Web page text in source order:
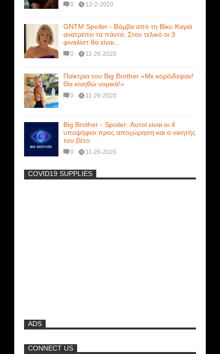
0 12-2-2020
GNTM Spoiler - Βόμβα από τη Βίκυ Καγιά
ανατρέπει τα πάντα: Στον τελικό οι 3
φιναλίστ θα είναι...
0 11-26-2020
Παίκτρια του Big Brother «Με κορόιδεψαν!
Θα κινηθώ νομικά!»
0 11-26-2020
Big Brother - Spoiler: Αυτοί είναι οι 4
υποψήφιοι προς αποχώρηση και ο νικητής
του βέτο
0 11-26-2020
σφαλιάρες έξω από την πισίνα
-
COVID19 SUPPLIES
ADS
CONNECT US